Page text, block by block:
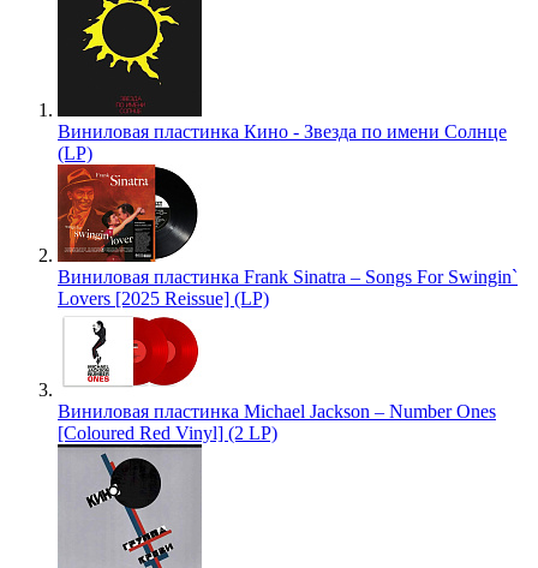
Виниловая пластинка Кино - Звезда по имени Солнце
(LP)
Виниловая пластинка Frank Sinatra – Songs For Swingin`
Lovers [2025 Reissue] (LP)
Виниловая пластинка Michael Jackson – Number Ones
[Coloured Red Vinyl] (2 LP)